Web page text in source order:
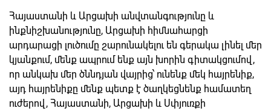
Հայաստանի և Արցախի անվտանգությունը և
ինքնիշխանությունը, Արցախի հիմնահարցի
արդարացի լուծումը շարունակելու են գերակա լինել մեր
կյանքում, մենք ապրում ենք այն խորին գիտակցումով,
որ անկախ մեր ծննդյան վայրից՝ ունենք մեկ հայրենիք,
այդ հայրենիքը մենք պետք է ծաղկեցնենք համատեղ
ուժերով, Հայաստանի, Արցախի և Սփյուռքի